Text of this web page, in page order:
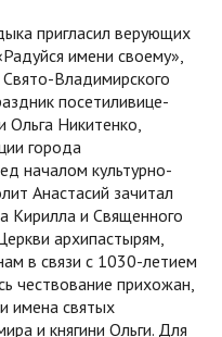
пригласил верующих
имени своему»,
Владимирского
посетиливице-
Ольга Никитенко,
города
началом культурно-
Анастасий зачитал
Кирилла и Священного
архипастырям,
в связи с 1030-летием
чествование прихожан,
имена святых
и княгини Ольги. Для